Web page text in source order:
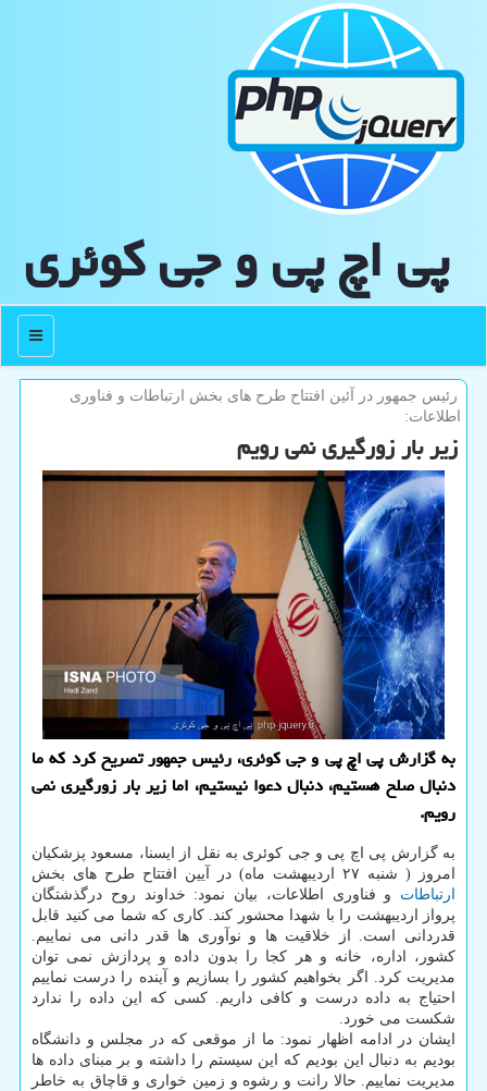
پی اچ پی و جی كوئری
منو
رئیس جمهور در آئین افتتاح طرح های بخش ارتباطات و فناوری
اطلاعات:
زیر بار زورگیری نمی رویم
به گزارش پی اچ پی و جی کوئری، رئیس جمهور تصریح کرد که ما
دنبال صلح هستیم، دنبال دعوا نیستیم، اما زیر بار زورگیری نمی
رویم.
به گزارش پی اچ پی و جی کوئری به نقل از ایسنا، مسعود پزشکیان
امروز ( شنبه ۲۷ اردیبهشت ماه) در آیین افتتاح طرح های بخش
ارتباطات و فناوری اطلاعات، بیان نمود: خداوند روح درگذشتگان
پرواز اردیبهشت را با شهدا محشور کند. کاری که شما می کنید قابل
قدردانی است. از خلاقیت ها و نوآوری ها قدر دانی می نماییم.
کشور، اداره، خانه و هر کجا را بدون داده و پردازش نمی توان
مدیریت کرد. اگر بخواهیم کشور را بسازیم و آینده را درست نماییم
احتیاج به داده درست و کافی داریم. کسی که این داده را ندارد
شکست می خورد.
ایشان در ادامه اظهار نمود: ما از موقعی که در مجلس و دانشگاه
بودیم به دنبال این بودیم که این سیستم را داشته و بر مبنای داده ها
مدیریت نماییم. حالا رانت و رشوه و زمین خواری و قاچاق به خاطر